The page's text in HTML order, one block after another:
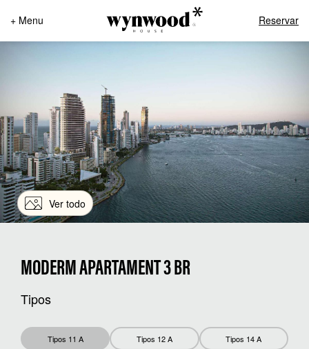
+ Menu Reservar
Ver todo
MODERM APARTAMENT 3 BR
Tipos
Tipos 11 A Tipos 12 A Tipos 14 A